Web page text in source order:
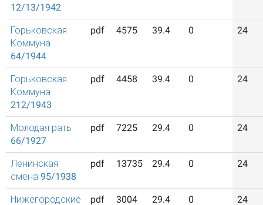
12/13/1942
Горьковская
Коммуна
64/1944
pdf 4575 39.4 0 24
Горьковская
Коммуна
212/1943
pdf 4458 39.4 0 24
Молодая рать
66/1927
pdf 7225 29.4 0 24
Ленинская
смена 95/1938
pdf 13735 29.4 0 24
Нижегородские pdf 3004 29.4 0 24